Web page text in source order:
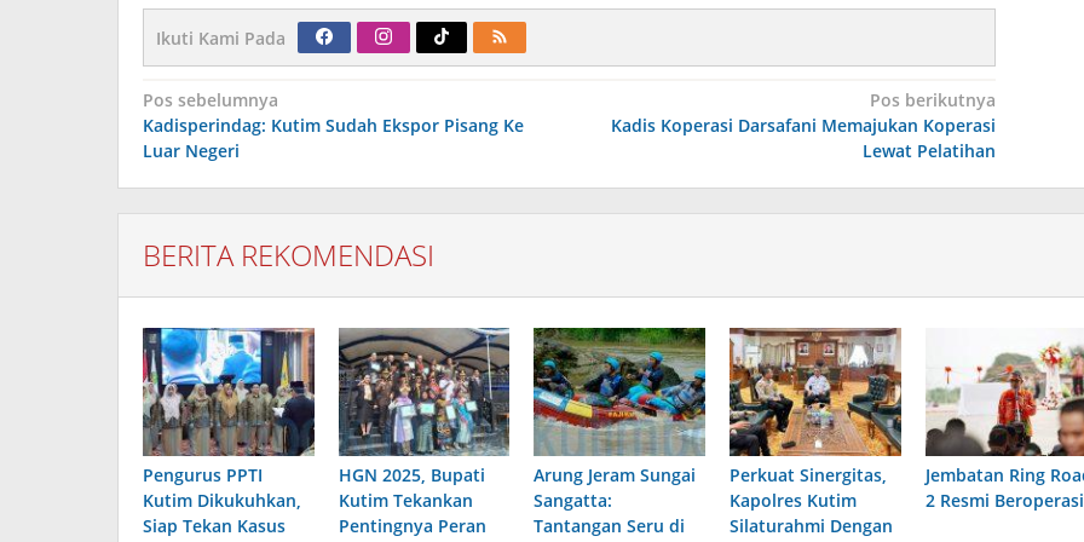
Ikuti Kami Pada
Navigasi
pos
Pos sebelumnya
Kadisperindag: Kutim Sudah Ekspor Pisang Ke
Luar Negeri
Pos berikutnya
Kadis Koperasi Darsafani Memajukan Koperasi
Lewat Pelatihan
BERITA REKOMENDASI
Pengurus PPTI
Kutim Dikukuhkan,
Siap Tekan Kasus
HGN 2025, Bupati
Kutim Tekankan
Pentingnya Peran
Arung Jeram Sungai
Sangatta:
Tantangan Seru di
Perkuat Sinergitas,
Kapolres Kutim
Silaturahmi Dengan
Jembatan Ring
2 Resmi Beroperasi